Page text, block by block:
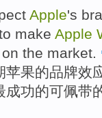
Apple's
make Apple
on the market
苹果的品牌效
成功的可佩带